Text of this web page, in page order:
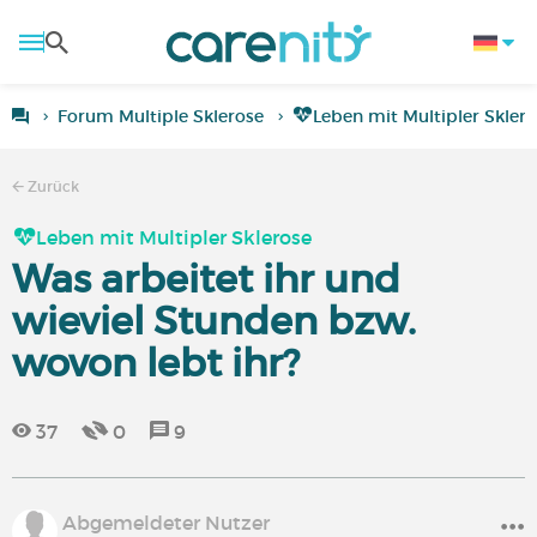
Forum Multiple Sklerose Leben mit Multipler
Zurück
Leben mit Multipler Sklerose
Was arbeitet ihr und
wieviel Stunden bzw.
wovon lebt ihr?
37 0 9
Abgemeldeter Nutzer